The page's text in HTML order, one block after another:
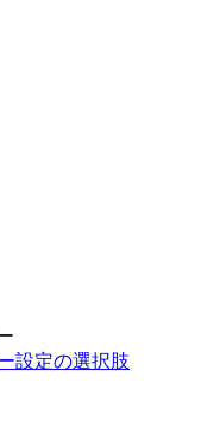
設定の選択肢